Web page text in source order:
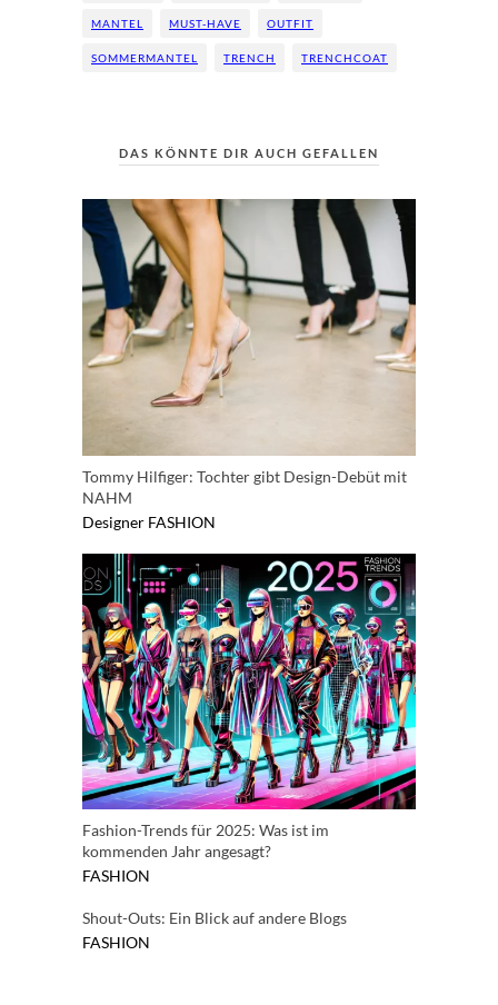
MANTEL MUST-HAVE OUTFIT
SOMMERMANTEL TRENCH TRENCHCOAT
DAS KÖNNTE DIR AUCH GEFALLEN
Tommy Hilfiger: Tochter gibt Design-Debüt mit
NAHM
Designer FASHION
Fashion-Trends für 2025: Was ist im
kommenden Jahr angesagt?
FASHION
Shout-Outs: Ein Blick auf andere Blogs
FASHION